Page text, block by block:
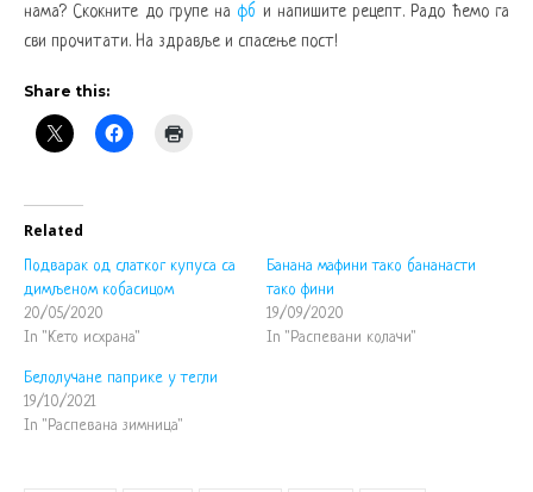
нама? Скокните до групе на фб и напишите рецепт. Радо ћемо га
сви прочитати. На здравље и спасење пост!
Share this:
Related
Подварак од слатког купуса са
димљеном кобасицом
20/05/2020
In "Кето исхрана"
Банана мафини тако бананасти
тако фини
19/09/2020
In "Распевани колачи"
Белолучане паприке у тегли
19/10/2021
In "Распевана зимница"